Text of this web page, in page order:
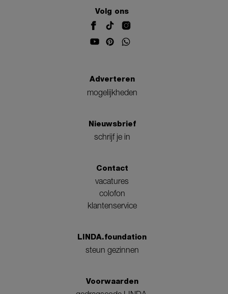
Volg ons
Adverteren
mogelijkheden
Nieuwsbrief
schrijf je in
Contact
vacatures
colofon
klantenservice
LINDA.foundation
steun gezinnen
Voorwaarden